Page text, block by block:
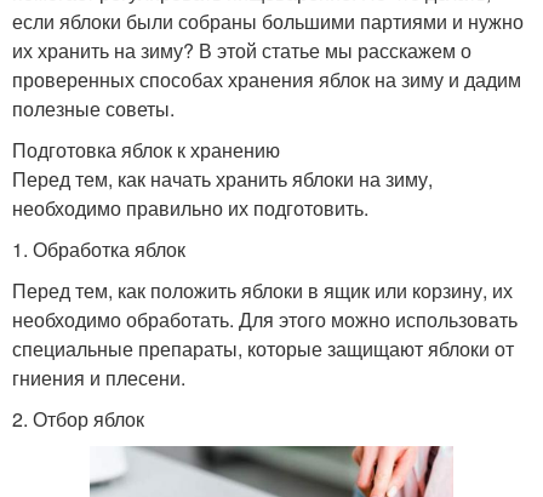
если яблоки были собраны большими партиями и нужно
их хранить на зиму? В этой статье мы расскажем о
проверенных способах хранения яблок на зиму и дадим
полезные советы.
Подготовка яблок к хранению
Перед тем, как начать хранить яблоки на зиму,
необходимо правильно их подготовить.
1. Обработка яблок
Перед тем, как положить яблоки в ящик или корзину, их
необходимо обработать. Для этого можно использовать
специальные препараты, которые защищают яблоки от
гниения и плесени.
2. Отбор яблок